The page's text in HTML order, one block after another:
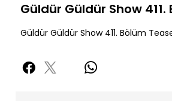
Güldür Güldür Show 411.
Güldür Güldür Show 411. Bölüm